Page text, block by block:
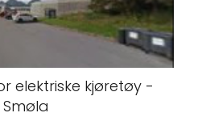
elektriske kjøretøy -
Smøla